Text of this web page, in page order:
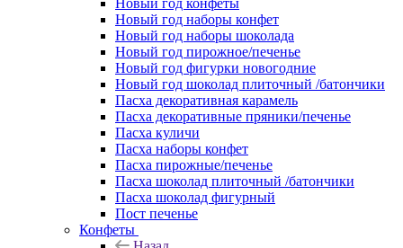
Новый год конфеты
Новый год наборы конфет
Новый год наборы шоколада
Новый год пирожное/печенье
Новый год фигурки новогодние
Новый год шоколад плиточный /батончики
Пасха декоративная карамель
Пасха декоративные пряники/печенье
Пасха куличи
Пасха наборы конфет
Пасха пирожные/печенье
Пасха шоколад плиточный /батончики
Пасха шоколад фигурный
Пост печенье
Конфеты